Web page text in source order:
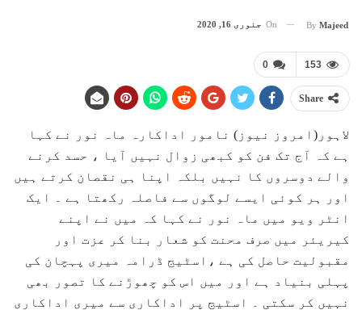
By Majeed
On جنوری 16, 2020
0 153
Share
لاہور(امروز نیوز) نامور اداکارہ ماہ نور نے کہا
ہے کہ آج تک فن کو کبھی زوال نہیں آیا ، حسد کرنے
والے دوسروں کا نہیں بلکہ اپنا ہی نقصان کرتے ہیں
اور ہر کوئی ایسے لوگوں سے فاصلہ رکھتا ہے ۔ ایک
انٹر ویو میں ماہ نور نے کہا کہ میں نے اپنے
کیریئر میں صرف محنت کو شعار بنا کر عزت اور
مقبولیت حاصل کی ہے ،اسٹیج ڈرامہ میری پہچان کی
پہلی بنیاد ہے اور میں اس کو چھوڑنے کا تصور بھی
نہیں کر سکتی ۔ اسٹیج پر اداکاری سے میری اداکاری